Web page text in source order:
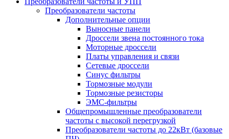
Преобразователи частоты
Дополнительные опции
Выносные панели
Дроссели звена постоянного тока
Моторные дроссели
Платы управления и связи
Сетевые дроссели
Синус фильтры
Тормозные модули
Тормозные резисторы
ЭМС-фильтры
Общепромышленные преобразователи
частоты с высокой перегрузкой
Преобразователи частоты до 22кВт (базовые